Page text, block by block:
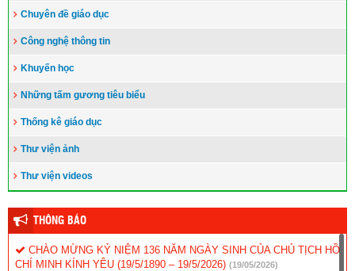
Chuyên đề giáo dục
Công nghệ thông tin
Khuyến học
Những tấm gương tiêu biểu
Thống kê giáo dục
Thư viện ảnh
Thư viện videos
THÔNG BÁO
CHÀO MỪNG KỶ NIỆM 136 NĂM NGÀY SINH CỦA CHỦ TỊCH HỒ
CHÍ MINH KÍNH YÊU (19/5/1890 – 19/5/2026) (19/05/2026)